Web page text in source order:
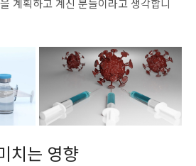
계획하고 계신 분들이라고 생각합니
치는 영향